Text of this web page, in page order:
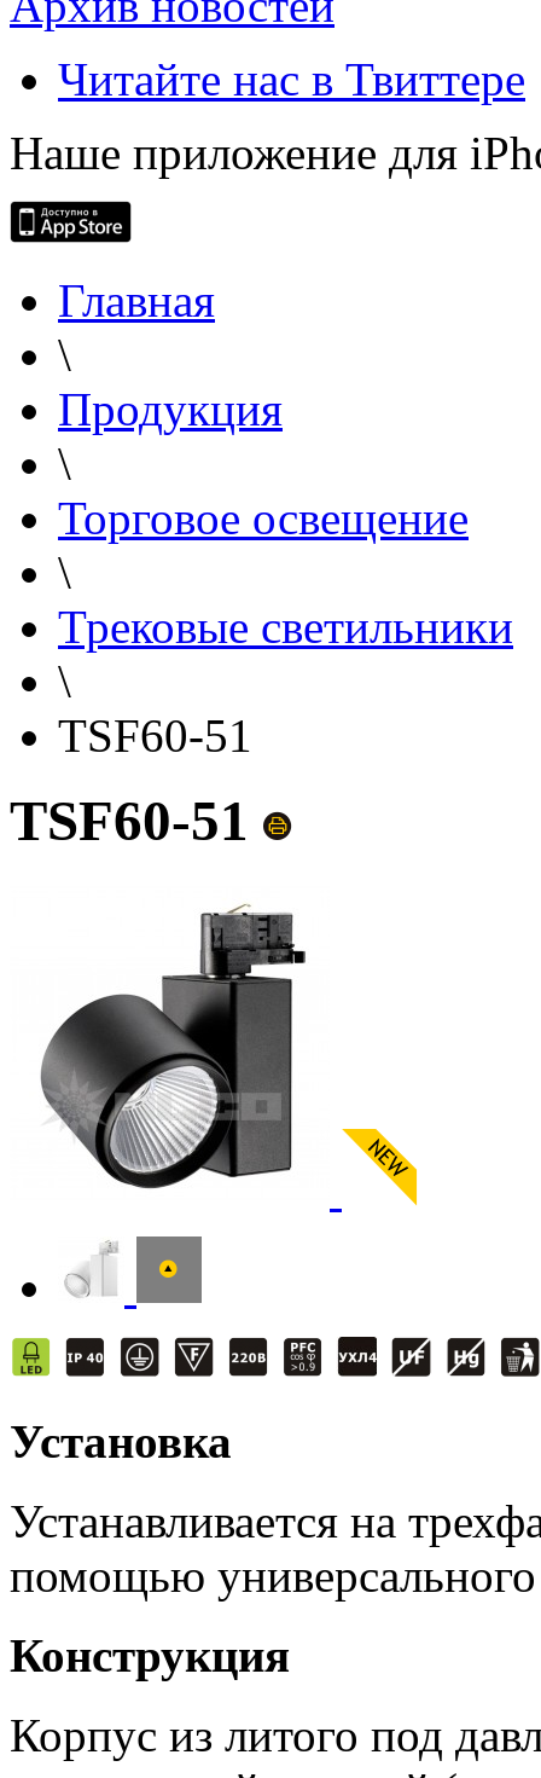
Читайте нас в Твиттере
Наше приложение для
Главная
\
Продукция
\
Торговое освещение
\
Трековые светильники
\
TSF60-51
TSF60-51
Установка
Устанавливается на
помощью универсального
Конструкция
Корпус из литого под